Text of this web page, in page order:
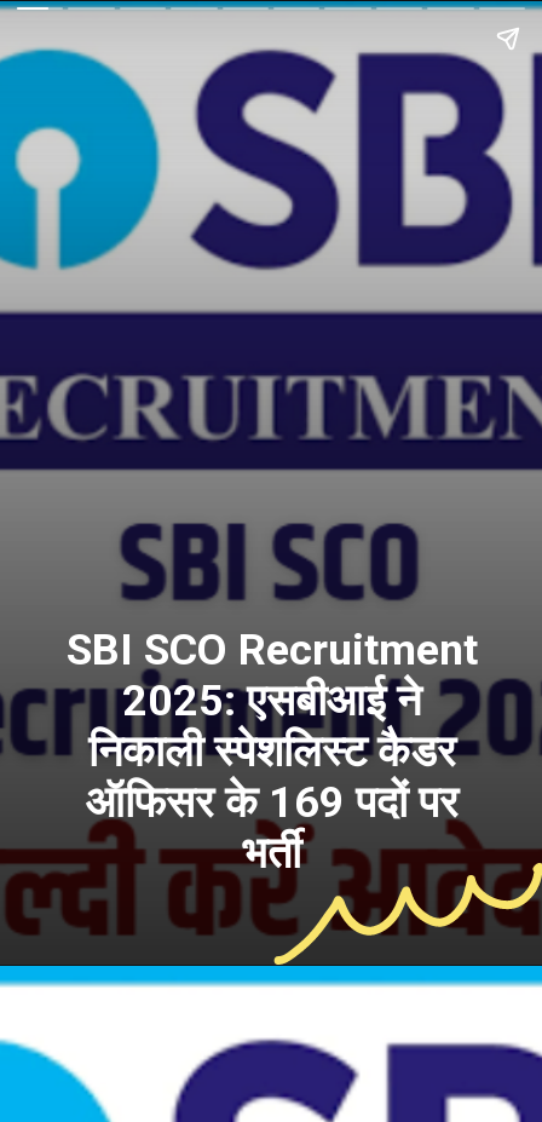
SBI SCO Recruitment
2025: एसबीआई ने
निकाली स्पेशलिस्ट कैडर
ऑफिसर के 169 पदों पर
भर्ती